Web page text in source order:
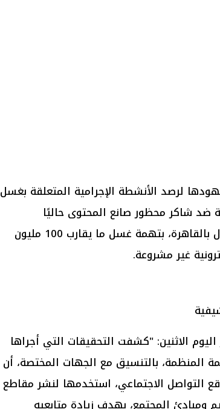
لرصد الأنشطة الإجرامية المتعلقة بغسل
ضد شاكر محظور صانع المحتوى حاليًا
والمقيم بقسم شرطة التجمع الأول بالقاهرة، بتهمة غسل ما يقارب 100 مليون
غير مشروعة.
الاثنين: "كشفت التحقيقات التي أجراها
المنظمة، بالتنسيق مع الجهات المختصة، أن
التواصل الاجتماعي، استخدمها لنشر مقاطع
المجتمع، بهدف زيادة متابعيه